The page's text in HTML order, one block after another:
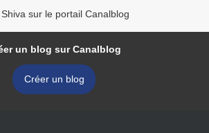
sur le portail Canalblog
un blog sur Canalblog
Créer un blog